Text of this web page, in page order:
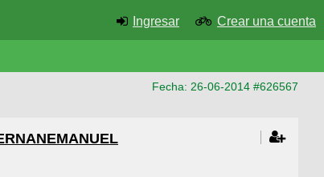
Ingresar Crear una cuenta
Fecha: 26-06-2014 #626567